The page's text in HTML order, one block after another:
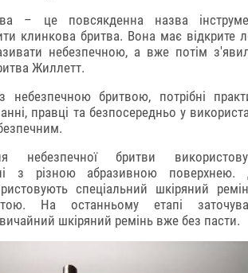
– це повсякденна назва
клинкова бритва. Вона має відкрите
небезпечною, а вже потім
Жиллетт.
бритвою, потрібні
правці та безпосередньо у
небезпечної бритви
з різною абразивною поверхнею.
спеціальний шкіряний
На останньому етапі
шкіряний ремінь вже без пасти.